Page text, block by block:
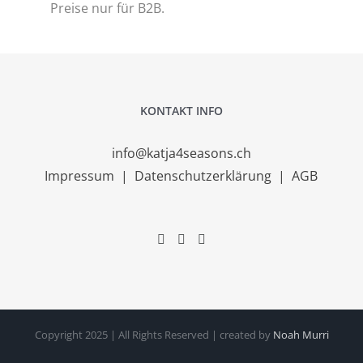
Preise nur für B2B.
KONTAKT INFO
info@katja4seasons.ch
Impressum | Datenschutzerklärung |AGB
Copyright 2025 | All Rights Reserved | created by Noah Murri